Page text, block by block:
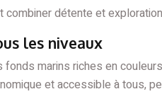
détente et
les niveaux
fonds marins riches en
et accessible à tous,